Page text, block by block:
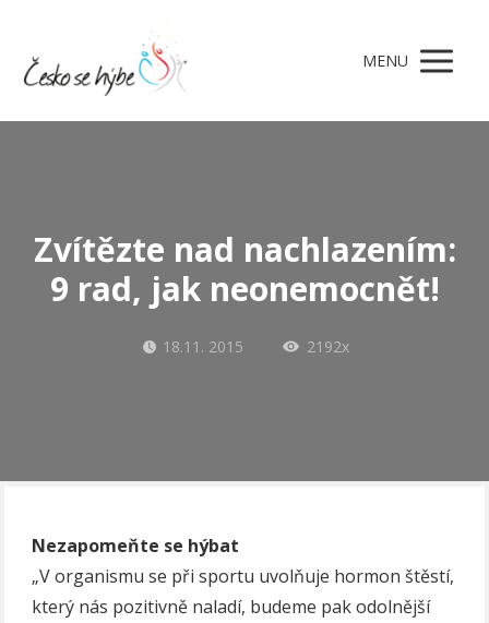
MENU
Zvítězte nad nachlazením:
9 rad, jak neonemocnět!
18.11. 2015 2192x
Nezapomeňte se hýbat
„V organismu se při sportu uvolňuje hormon štěstí,
který nás pozitivně naladí, budeme pak odolnější